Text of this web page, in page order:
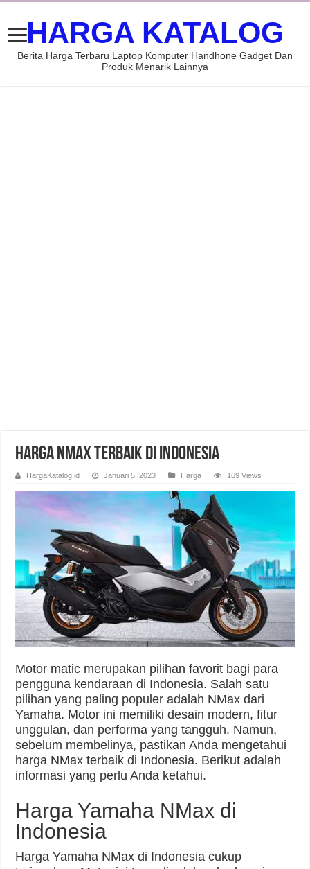
HARGA KATALOG
Berita Harga Terbaru Laptop Komputer Handhone Gadget Dan
Produk Menarik Lainnya
Harga NMax Terbaik di Indonesia
HargaKatalog.id Januari 5, 2023 Harga 169 Views
Motor matic merupakan pilihan favorit bagi para
pengguna kendaraan di Indonesia. Salah satu
pilihan yang paling populer adalah NMax dari
Yamaha. Motor ini memiliki desain modern, fitur
unggulan, dan performa yang tangguh. Namun,
sebelum membelinya, pastikan Anda mengetahui
harga NMax terbaik di Indonesia. Berikut adalah
informasi yang perlu Anda ketahui.
Harga Yamaha NMax di
Indonesia
Harga Yamaha NMax di Indonesia cukup